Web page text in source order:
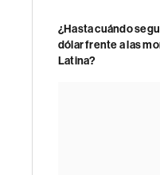
¿Hasta cuándo
dólar frente a las
Latina?